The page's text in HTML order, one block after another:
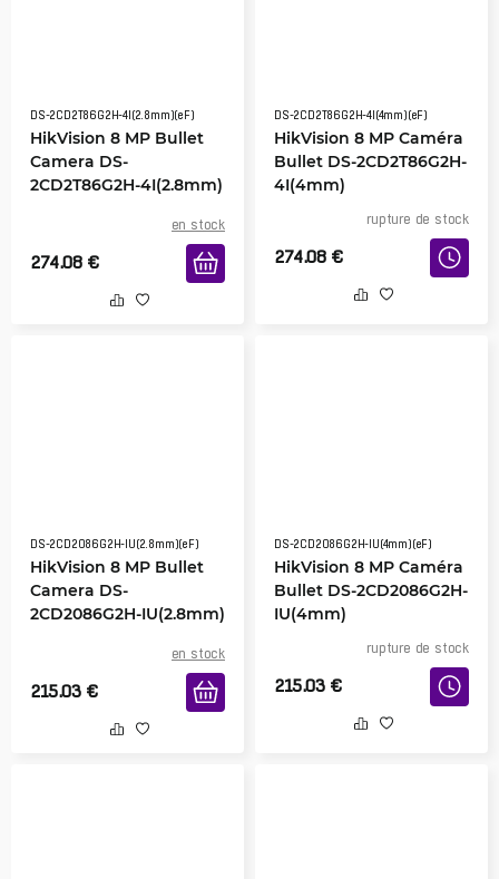
DS-2CD2T86G2H-4I(2.8mm)(eF)
HikVision 8 MP Bullet
Camera DS-
2CD2T86G2H-4I(2.8mm)
en stock
274.08 €
DS-2CD2T86G2H-4I(4mm)(eF)
HikVision 8 MP Caméra
Bullet DS-2CD2T86G2H-
4I(4mm)
rupture de stock
274.08 €
DS-2CD2086G2H-IU(2.8mm)(eF)
HikVision 8 MP Bullet
Camera DS-
2CD2086G2H-IU(2.8mm)
en stock
215.03 €
DS-2CD2086G2H-IU(4mm)(eF)
HikVision 8 MP Caméra
Bullet DS-2CD2086G2H-
IU(4mm)
rupture de stock
215.03 €